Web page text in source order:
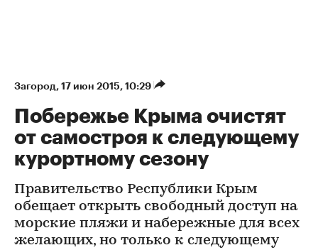
Загород⁠, 17 июн 2015, 10:29
Побережье Крыма очистят
от самостроя к следующему
курортному сезону
Правительство Республики Крым
обещает открыть свободный доступ на
морские пляжи и набережные для всех
желающих, но только к следующему